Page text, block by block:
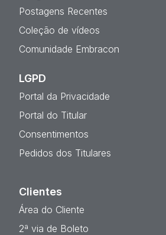
Postagens Recentes
Coleção de vídeos
Comunidade Embracon
LGPD
Portal da Privacidade
Portal do Titular
Consentimentos
Pedidos dos Titulares
Clientes
Área do Cliente
2ª via de Boleto